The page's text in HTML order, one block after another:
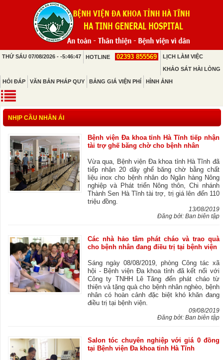
THỨ SÁU 07/08/2026 - -5:46:47 HOTLINE 02393 855569 LỊCH LÀM VIỆC
KHẢO SÁT HÀI LÒNG
HỎI ĐÁP VĂN BẢN PHÁP QUY BẢNG GIÁ VIỆN PHÍ HÌNH ẢNH
NHỊP CẦU NHÂN ÁI
Bệnh viện Đa khoa tỉnh Hà Tĩnh tiếp nhận
tài trợ ghế băng chờ cho bệnh nhân
Vừa qua, Bệnh viện Đa khoa tỉnh Hà Tĩnh đã
tiếp nhận 20 dãy ghế băng chờ bằng chất
liệu inox cho bệnh nhân do Ngân hàng Nông
nghiệp và Phát triển Nông thôn, Chi nhánh
Thành Sen Hà Tĩnh tài trợ, trị giá lên đến 110
triệu đồng.
13/08/2019
Đăng bởi: Ban biên tập
Các nhà hảo tâm phát cháo và trao quà
cho bệnh nhân đang điều trị tại bệnh viện
Sáng ngày 08/08/2019, phòng Công tác xã
hội - Bệnh viện Đa khoa tỉnh đã kết nối với
Công ty TNHH Lê Tăng đến phát cháo từ
thiện và tặng quà cho bệnh nhân nghèo, bệnh
nhân có hoàn cảnh đặc biệt khó khăn đang
điều trị tại bệnh viện.
09/08/2019
Đăng bởi: Ban biên tập
Salon tóc chuyên nghiệp với giá 0 đồng
tại Bệnh viện Đa khoa tỉnh Hà Tĩnh